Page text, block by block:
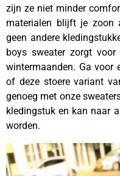
zijn ze niet minder
materialen blijft je zoon
geen andere
boys sweater zorgt
wintermaanden. Ga voor
of deze stoere variant
genoeg met onze
kledingstuk en kan naar
worden.